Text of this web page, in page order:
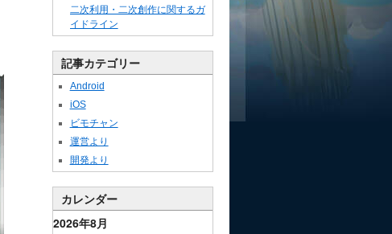
二次利用・二次創作に関するガ
イドライン
記事カテゴリー
Android
iOS
ビモチャン
運営より
開発より
カレンダー
2026年8月